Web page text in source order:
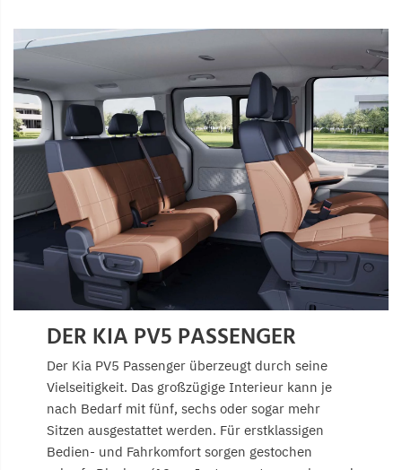
DER KIA PV5 PASSENGER
Der Kia PV5 Passenger überzeugt durch seine
Vielseitigkeit. Das großzügige Interieur kann je
nach Bedarf mit fünf, sechs oder sogar mehr
Sitzen ausgestattet werden. Für erstklassigen
Bedien- und Fahrkomfort sorgen gestochen